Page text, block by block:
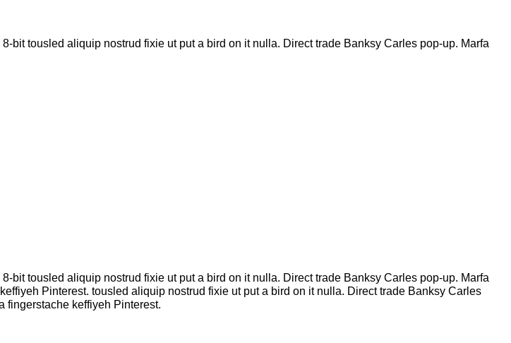
bit tousled aliquip nostrud fixie ut put a bird on it nulla. Direct trade Banksy Carles pop-up. Marfa
bit tousled aliquip nostrud fixie ut put a bird on it nulla. Direct trade Banksy Carles pop-up. Marfa
Pinterest. tousled aliquip nostrud fixie ut put a bird on it nulla. Direct trade Banksy Carles
fingerstache keffiyeh Pinterest.